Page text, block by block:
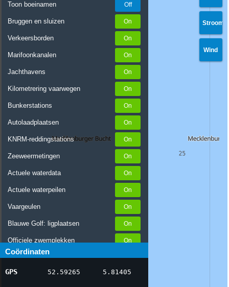
Toon boeinamen
Bruggen en sluizen
Verkeersborden
Marifoonkanalen
Jachthavens
Kilometrering vaarwegen
Bunkerstations
Autolaadplaatsen
KNRM-reddingstations
Zeeweermetingen
Actuele waterdata
Actuele waterpeilen
Vaargeulen
Blauwe Golf: ligplaatsen
Officiele zwemplekken
Stremmingen/hinder
AIS scheepsposities
Coördinaten
GPS 52.59265 5.81405
Stroom
Wind